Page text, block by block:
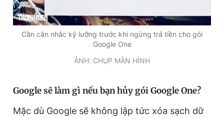
Cần cân nhắc kỹ lưỡng trước khi ngừng trả tiền cho gói
Google One
ẢNH: CHỤP MÀN HÌNH
Google sẽ làm gì nếu bạn hủy gói Google One?
Mặc dù Google sẽ không lập tức xóa sạch dữ